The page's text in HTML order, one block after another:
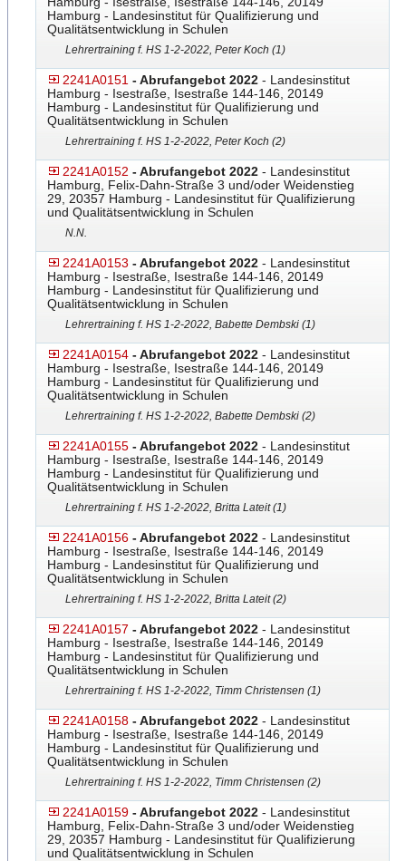
Hamburg - Landesinstitut für Qualifizierung und
Qualitätsentwicklung in Schulen
Lehrertraining f. HS 1-2-2022, Peter Koch (1)
2241A0151 - Abrufangebot 2022 - Landesinstitut
Hamburg - Isestraße, Isestraße 144-146, 20149
Hamburg - Landesinstitut für Qualifizierung und
Qualitätsentwicklung in Schulen
Lehrertraining f. HS 1-2-2022, Peter Koch (2)
2241A0152 - Abrufangebot 2022 - Landesinstitut
Hamburg, Felix-Dahn-Straße 3 und/oder Weidenstieg
29, 20357 Hamburg - Landesinstitut für Qualifizierung
und Qualitätsentwicklung in Schulen
N.N.
2241A0153 - Abrufangebot 2022 - Landesinstitut
Hamburg - Isestraße, Isestraße 144-146, 20149
Hamburg - Landesinstitut für Qualifizierung und
Qualitätsentwicklung in Schulen
Lehrertraining f. HS 1-2-2022, Babette Dembski (1)
2241A0154 - Abrufangebot 2022 - Landesinstitut
Hamburg - Isestraße, Isestraße 144-146, 20149
Hamburg - Landesinstitut für Qualifizierung und
Qualitätsentwicklung in Schulen
Lehrertraining f. HS 1-2-2022, Babette Dembski (2)
2241A0155 - Abrufangebot 2022 - Landesinstitut
Hamburg - Isestraße, Isestraße 144-146, 20149
Hamburg - Landesinstitut für Qualifizierung und
Qualitätsentwicklung in Schulen
Lehrertraining f. HS 1-2-2022, Britta Lateit (1)
2241A0156 - Abrufangebot 2022 - Landesinstitut
Hamburg - Isestraße, Isestraße 144-146, 20149
Hamburg - Landesinstitut für Qualifizierung und
Qualitätsentwicklung in Schulen
Lehrertraining f. HS 1-2-2022, Britta Lateit (2)
2241A0157 - Abrufangebot 2022 - Landesinstitut
Hamburg - Isestraße, Isestraße 144-146, 20149
Hamburg - Landesinstitut für Qualifizierung und
Qualitätsentwicklung in Schulen
Lehrertraining f. HS 1-2-2022, Timm Christensen (1)
2241A0158 - Abrufangebot 2022 - Landesinstitut
Hamburg - Isestraße, Isestraße 144-146, 20149
Hamburg - Landesinstitut für Qualifizierung und
Qualitätsentwicklung in Schulen
Lehrertraining f. HS 1-2-2022, Timm Christensen (2)
2241A0159 - Abrufangebot 2022 - Landesinstitut
Hamburg, Felix-Dahn-Straße 3 und/oder Weidenstieg
29, 20357 Hamburg - Landesinstitut für Qualifizierung
und Qualitätsentwicklung in Schulen